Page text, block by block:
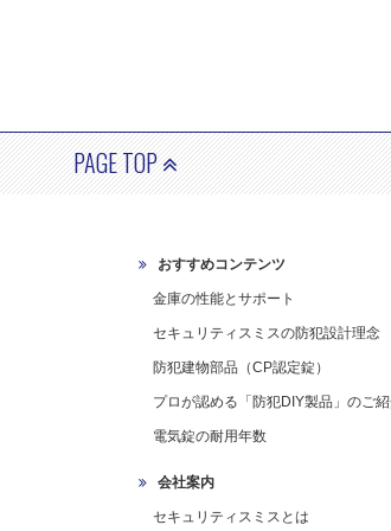
PAGE TOP
おすすめコンテンツ
金庫の性能とサポート
セキュリティスミスの防犯設計理念
防犯建物部品（CP認定錠）
プロが認める「防犯DIY製品」のご
電気錠の耐用年数
会社案内
セキュリティスミスとは